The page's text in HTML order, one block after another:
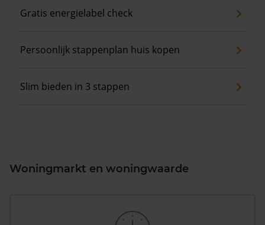
Gratis energielabel check
Persoonlijk stappenplan huis kopen
Slim bieden in 3 stappen
Woningmarkt en woningwaarde